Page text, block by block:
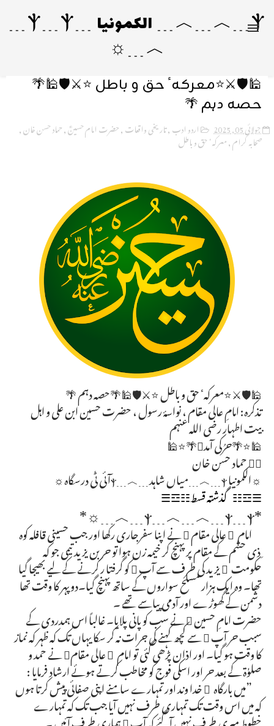
Ⲯ﹍︿﹍︿﹍ الکمونیا ﹍Ⲯ﹍Ⲯ﹍
︿﹍☼
🕌🛡️⚔️⭐معرکہٴ حق و باطل ⭐⚔️🛡️🕌🌴
حصہ دہم 🌴
جولائی 05, 2025 اردو ادب,تاریخی واقعات,حضرت امام حسینؓ,حماد حسن خان,
صحابہ کرام,معرکہٴ حق و باطل
🕌🛡️⚔️⭐معرکہٴ حق و باطل ⭐⚔️🛡️🕌🌴حصہ دہم 🌴
تذکرہ: امامِ عالی مقام ، نواسۂ رسول ، حضرت حسین ابن علی و اہل
بیت اطہار رضی اللہ عنہم
🕌⭐🌴حرُکی آمد🌴⭐🕌
✍🏻 حماد حسن خان
☼الکمونیا ⲯ﹍︿﹍میاں شاہد﹍︿﹍ⲯآئی ٹی درسگاہ☼
☰☲☷ گذشتہ قسط☷☲☰
*ⲯ﹍︿﹍︿﹍ⲯ﹍ⲯ﹍︿﹍☼*
امام ِ عالی مقام  نے اپنا سفرجاری رکھا اور جب حسینی قافلہ کوہ
ِ ذی حشم کے مقام پر پہنچ کر خیمہ زن ہوا تو حر بن یزید تیمی جو کہ
حکومت ِ یزید کی طرف سے آپ  کو گرفتا ر کرنے کے لیے بھیجا گیا
تھا۔ وہ ایک ہزار مسلح سواروں کے ساتھ پہنچ گیا۔دوپہر کا وقت تھا
دشمن کے گھوڑے اور آدمی پیاسے تھے ۔
حضرت امامِ حسین  نے سب کو پانی پلایا۔ غالباً اس ہمدردی کے
سبب حر آپ  سے کچھ کہنے کی جرات نہ کر سکا یہاں تک کہ ظہر کہ نماز
کا وقت ہو گیا۔ اور اذان پڑھی گئی تو امام ِ عالی مقام نے حمد و
صلوٰة کے بعد حر اور اسکی فوج کو مخاطب کرتے ہوئے ارشاد فرمایا :
”میں بارگاہ ِ خدا وند اور تمہارے سامنے اپنی صفائی پیش کرتا ہوں
کہ میں اس وقت تک تمہاری طرف نہیں آیا جب تک کہ تمہارے